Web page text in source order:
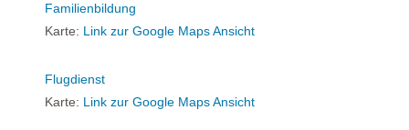
Familienbildung
Karte: Link zur Google Maps Ansicht
Flugdienst
Karte: Link zur Google Maps Ansicht